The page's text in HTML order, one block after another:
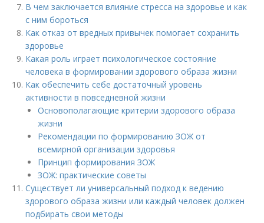
В чем заключается влияние стресса на здоровье и как
с ним бороться
Как отказ от вредных привычек помогает сохранить
здоровье
Какая роль играет психологическое состояние
человека в формировании здорового образа жизни
Как обеспечить себе достаточный уровень
активности в повседневной жизни
Основополагающие критерии здорового образа
жизни
Рекомендации по формированию ЗОЖ от
всемирной организации здоровья
Принцип формирования ЗОЖ
ЗОЖ: практические советы
Существует ли универсальный подход к ведению
здорового образа жизни или каждый человек должен
подбирать свои методы